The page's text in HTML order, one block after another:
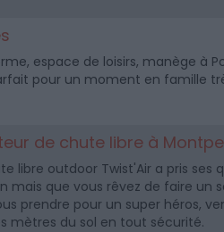
espace de loisirs, manège à
pour un moment en famille
de chute libre à
libre outdoor Twist'Air a pris ses
mais que vous rêvez de faire un
prendre pour un super héros,
mètres du sol en tout sécurité.